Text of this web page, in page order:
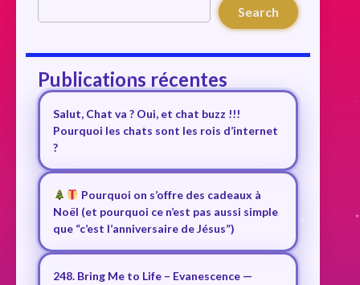
Search
Publications récentes
Salut, Chat va ? Oui, et chat buzz !!!
Pourquoi les chats sont les rois d’internet
?
Pourquoi on s’offre des cadeaux à
Noël (et pourquoi ce n’est pas aussi simple
que “c’est l’anniversaire de Jésus”)
248. Bring Me to Life – Evanescence —